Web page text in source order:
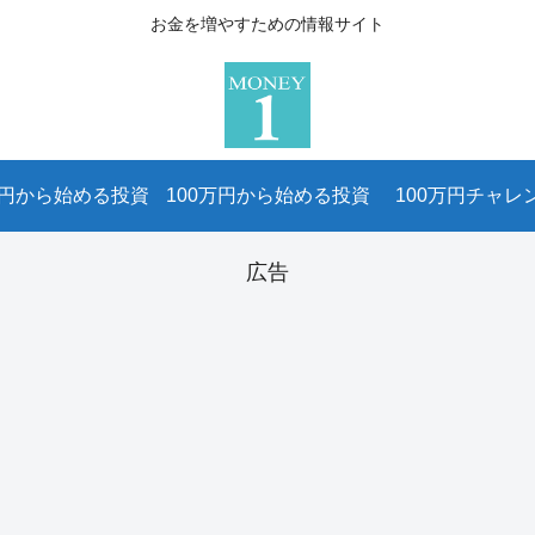
お金を増やすための情報サイト
から始める投資 100万円から始める投資 100万円チャレ
広告